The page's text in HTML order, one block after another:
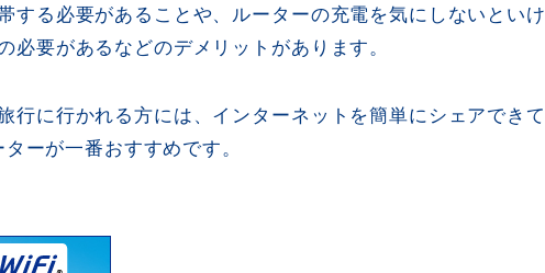
する必要があることや、ルーターの充電を気にしないといけ
必要があるなどのデメリットがあります。
行に行かれる方には、インターネットを簡単にシェアできて
ーが一番おすすめです。